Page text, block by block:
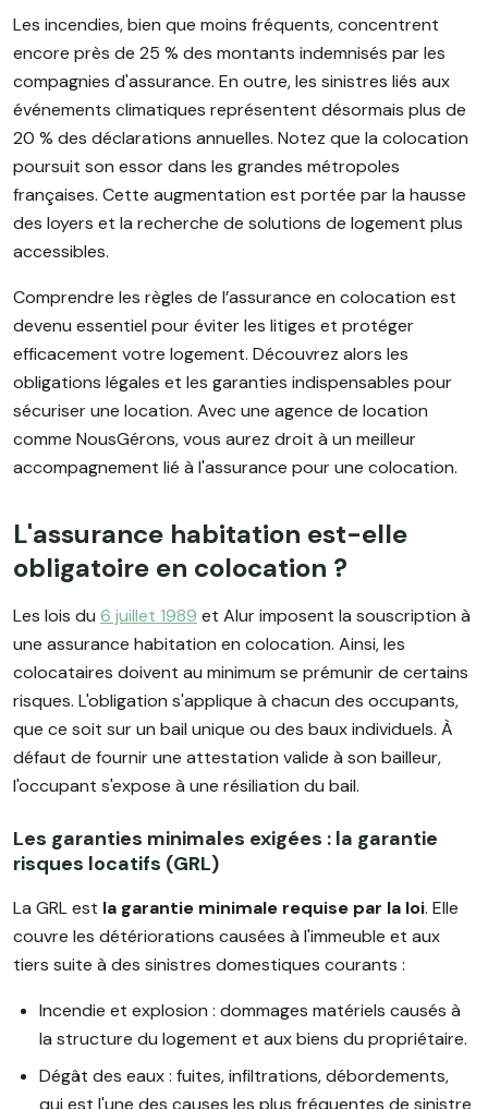
Les incendies, bien que moins fréquents, concentrent
encore près de 25 % des montants indemnisés par les
compagnies d'assurance. En outre, les sinistres liés aux
événements climatiques représentent désormais plus de
20 % des déclarations annuelles. Notez que la colocation
poursuit son essor dans les grandes métropoles
françaises. Cette augmentation est portée par la hausse
des loyers et la recherche de solutions de logement plus
accessibles.
Comprendre les règles de l’assurance en colocation est
devenu essentiel pour éviter les litiges et protéger
efficacement votre logement. Découvrez alors les
obligations légales et les garanties indispensables pour
sécuriser une location. Avec une agence de location
comme NousGérons, vous aurez droit à un meilleur
accompagnement lié à l'assurance pour une colocation.
L'assurance habitation est-elle
obligatoire en colocation ?
Les lois du 6 juillet 1989 et Alur imposent la souscription à
une assurance habitation en colocation. Ainsi, les
colocataires doivent au minimum se prémunir de certains
risques. L'obligation s'applique à chacun des occupants,
que ce soit sur un bail unique ou des baux individuels. À
défaut de fournir une attestation valide à son bailleur,
l'occupant s'expose à une résiliation du bail.
Les garanties minimales exigées : la garantie
risques locatifs (GRL)
La GRL est la garantie minimale requise par la loi. Elle
couvre les détériorations causées à l'immeuble et aux
tiers suite à des sinistres domestiques courants :
Incendie et explosion : dommages matériels causés à
la structure du logement et aux biens du propriétaire.
Dégât des eaux : fuites, infiltrations, débordements,
qui est l'une des causes les plus fréquentes de sinistre